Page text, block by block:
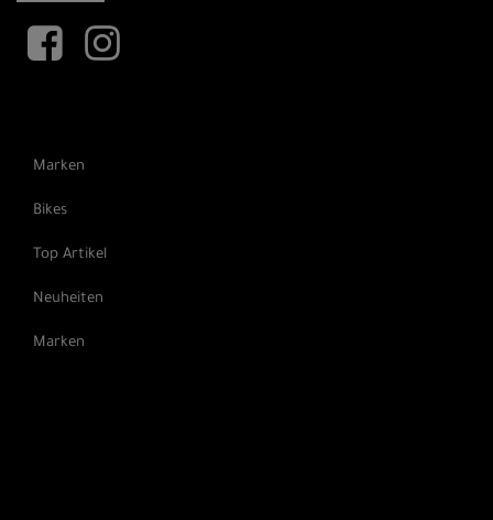
Marken
Bikes
Top Artikel
Neuheiten
Marken